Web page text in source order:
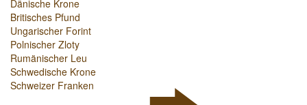
Dänische Krone
Britisches Pfund
Ungarischer Forint
Polnischer Zloty
Rumänischer Leu
Schwedische Krone
Schweizer Franken